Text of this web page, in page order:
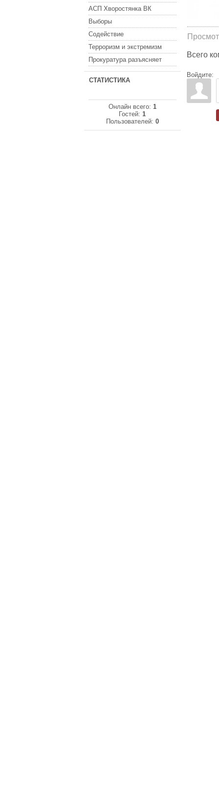
АСП Хворостянка ВК
Выборы
Содействие
Терроризм и экстремизм
Прокуратура разъясняет
СТАТИСТИКА
Онлайн всего: 1
Гостей:1
Пользователей: 0
Всего
Войдите: